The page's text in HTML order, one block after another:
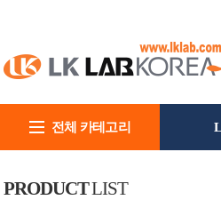
전체 카테고리
PRODUCTLIST